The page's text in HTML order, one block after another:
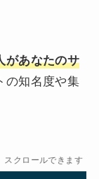
があなたのサ
の知名度や集
スクロールできます